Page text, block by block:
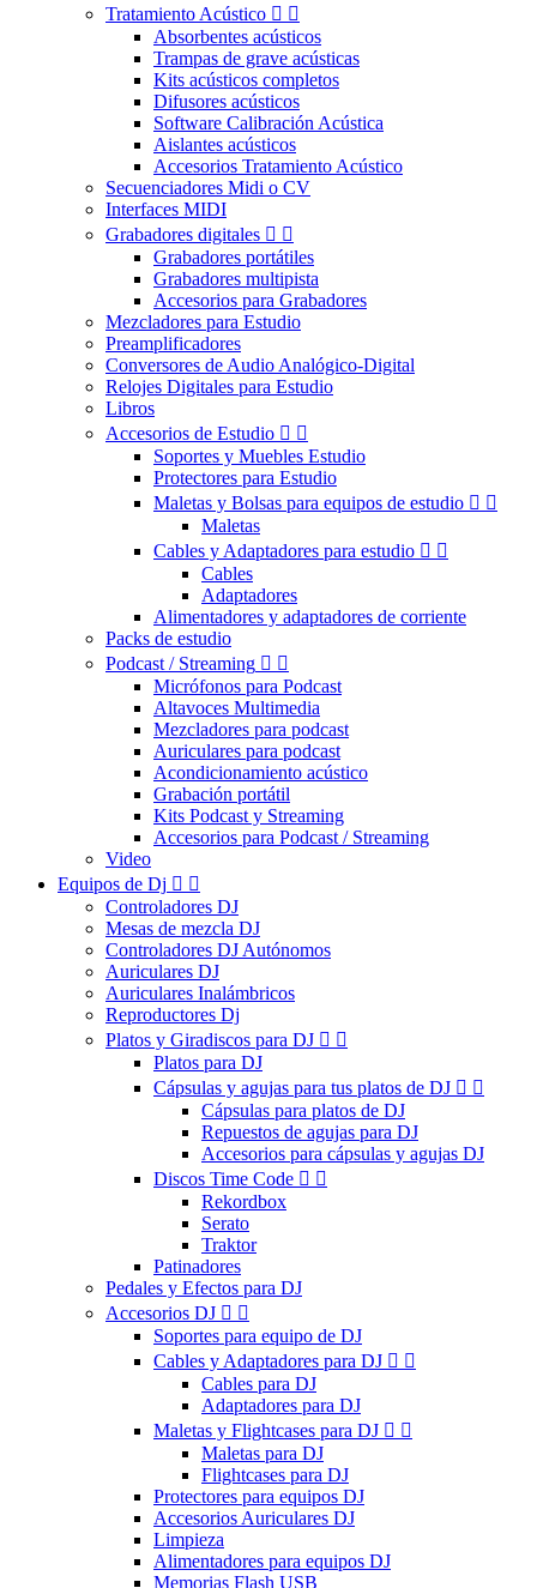
Tratamiento Acústico  
Absorbentes acústicos
Trampas de grave acústicas
Kits acústicos completos
Difusores acústicos
Software Calibración Acústica
Aislantes acústicos
Accesorios Tratamiento Acústico
Secuenciadores Midi o CV
Interfaces MIDI
Grabadores digitales  
Grabadores portátiles
Grabadores multipista
Accesorios para Grabadores
Mezcladores para Estudio
Preamplificadores
Conversores de Audio Analógico-Digital
Relojes Digitales para Estudio
Libros
Accesorios de Estudio  
Soportes y Muebles Estudio
Protectores para Estudio
Maletas y Bolsas para equipos de estudio  
Maletas
Cables y Adaptadores para estudio  
Cables
Adaptadores
Alimentadores y adaptadores de corriente
Packs de estudio
Podcast / Streaming  
Micrófonos para Podcast
Altavoces Multimedia
Mezcladores para podcast
Auriculares para podcast
Acondicionamiento acústico
Grabación portátil
Kits Podcast y Streaming
Accesorios para Podcast / Streaming
Video
Equipos de Dj  
Controladores DJ
Mesas de mezcla DJ
Controladores DJ Autónomos
Auriculares DJ
Auriculares Inalámbricos
Reproductores Dj
Platos y Giradiscos para DJ  
Platos para DJ
Cápsulas y agujas para tus platos de DJ  
Cápsulas para platos de DJ
Repuestos de agujas para DJ
Accesorios para cápsulas y agujas DJ
Discos Time Code  
Rekordbox
Serato
Traktor
Patinadores
Pedales y Efectos para DJ
Accesorios DJ  
Soportes para equipo de DJ
Cables y Adaptadores para DJ  
Cables para DJ
Adaptadores para DJ
Maletas y Flightcases para DJ  
Maletas para DJ
Flightcases para DJ
Protectores para equipos DJ
Accesorios Auriculares DJ
Limpieza
Alimentadores para equipos DJ
Memorias Flash USB